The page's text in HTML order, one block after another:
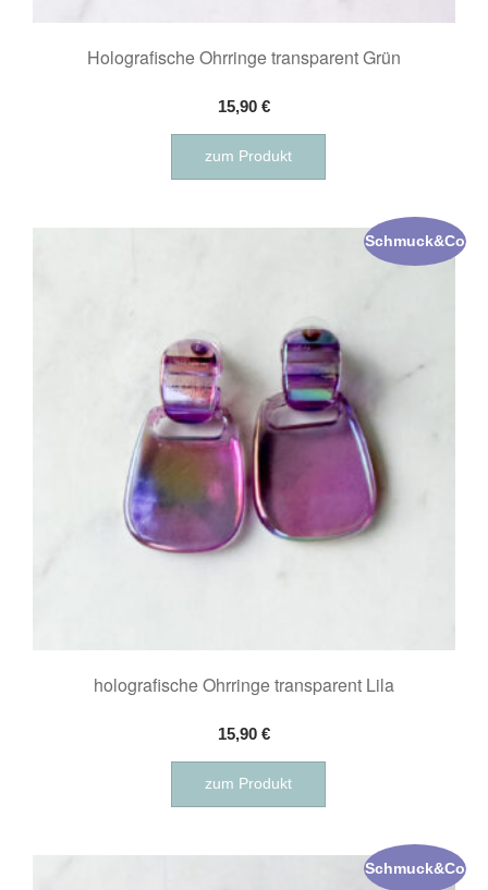
Holografische Ohrringe transparent Grün
15,90 €
zum Produkt
Schmuck&Co
holografische Ohrringe transparent Lila
15,90 €
zum Produkt
Schmuck&Co